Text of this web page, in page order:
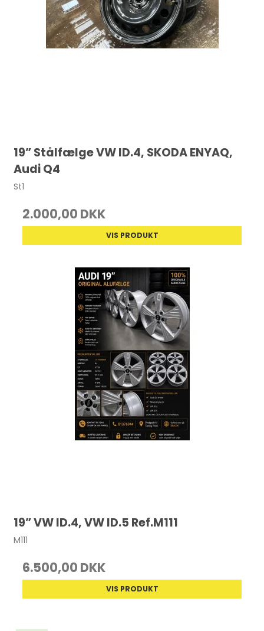
19” Stålfælge VW ID.4, SKODA ENYAQ,
Audi Q4
St1
2.000,00 DKK
VIS PRODUKT
19” VW ID.4, VW ID.5 Ref.M111
M111
6.500,00 DKK
VIS PRODUKT